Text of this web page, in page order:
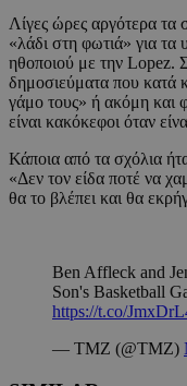
Λίγες ώρες αργότερα τα
«λάδι στη φωτιά» για
ηθοποιού με την Lopez.
δημοσιεύματα που κατά
γάμο τους» ή ακόμη και
είναι κακόκεφοι όταν
Κάποια από τα σχόλια
«Δεν τον είδα ποτέ να
θα το βλέπει και θα
Ben Affleck and
Son's Basketball
https://t.co/
— TMZ (@TMZ)